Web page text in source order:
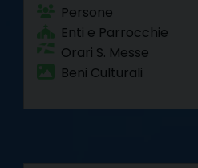
Persone
Enti e Parrocchie
Orari S. Messe
Beni Culturali